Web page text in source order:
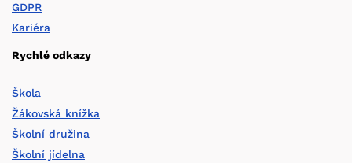
GDPR
Kariéra
Rychlé odkazy
Škola
Žákovská knížka
Školní družina
Školní jídelna